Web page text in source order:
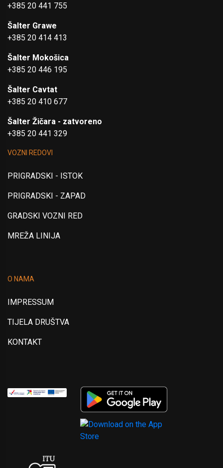
+385 20 441 755
Šalter Grawe
+385 20 414 413
Šalter Mokošica
+385 20 446 195
Šalter Cavtat
+385 20 410 677
Šalter Žičara - zatvoreno
+385 20 441 329
VOZNI REDOVI
PRIGRADSKI - ISTOK
PRIGRADSKI - ZAPAD
GRADSKI VOZNI RED
MREŽA LINIJA
O NAMA
IMPRESSUM
TIJELA DRUŠTVA
KONTAKT